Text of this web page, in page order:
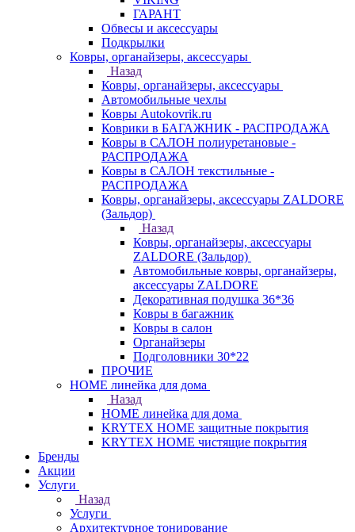
ГАРАНТ
Обвесы и аксессуары
Подкрылки
Ковры, органайзеры, аксессуары
Назад
Ковры, органайзеры, аксессуары
Автомобильные чехлы
Ковры Autokovrik.ru
Коврики в БАГАЖНИК - РАСПРОДАЖА
Ковры в САЛОН полиуретановые -
РАСПРОДАЖА
Ковры в САЛОН текстильные -
РАСПРОДАЖА
Ковры, органайзеры, аксессуары ZALDORE
(Зальдор)
Назад
Ковры, органайзеры, аксессуары
ZALDORE (Зальдор)
Автомобильные ковры, органайзеры,
аксессуары ZALDORE
Декоративная подушка 36*36
Ковры в багажник
Ковры в салон
Органайзеры
Подголовники 30*22
ПРОЧИЕ
HOME линейка для дома
Назад
HOME линейка для дома
KRYTEX HOME защитные покрытия
KRYTEX HOME чистящие покрытия
Бренды
Акции
Услуги
Назад
Услуги
Архитектурное тонирование